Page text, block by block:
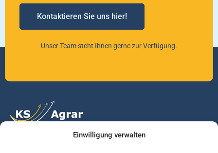
Einwilligung verwalten
Kontaktieren Sie uns hier!
Unser Team steht Ihnen gerne zur Verfügung.
Vertrauen Sie auf unsere Expertise im Agrarmarkt.